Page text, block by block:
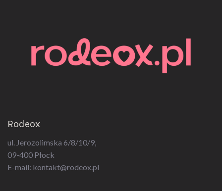
Rodeox
ul. Jerozolimska 6/8/10/9,
09-400 Płock
E-mail: kontakt@rodeox.pl